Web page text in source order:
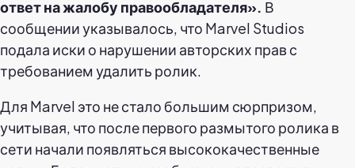
ответ на жалобу правообладателя». В
сообщении указывалось, что Marvel Studios
подала иски о нарушении авторских прав с
требованием удалить ролик.
Для Marvel это не стало большим сюрпризом,
учитывая, что после первого размытого ролика в
сети начали появляться высококачественные